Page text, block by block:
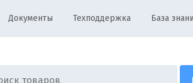
Документы Техподдержка База